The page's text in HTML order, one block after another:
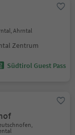
Ahrntal
Zentrum
Südtirol Guest Pass